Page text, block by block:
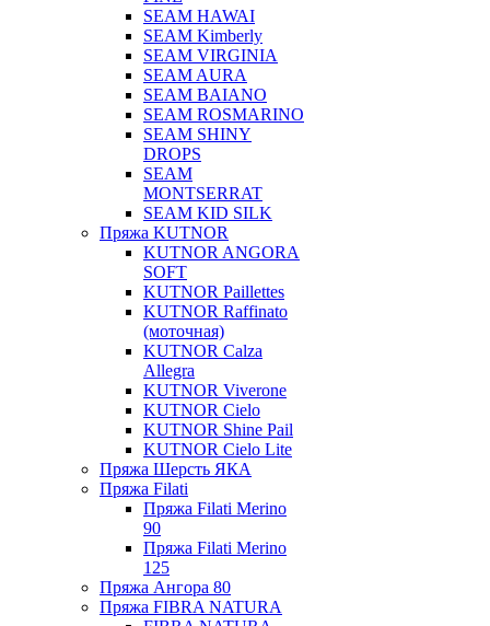
SEAM HAWAI
SEAM Kimberly
SEAM VIRGINIA
SEAM AURA
SEAM BAIANO
SEAM ROSMARINO
SEAM SHINY
DROPS
SEAM
MONTSERRAT
SEAM KID SILK
Пряжа KUTNOR
KUTNOR ANGORA
SOFT
KUTNOR Paillettes
KUTNOR Raffinato
(моточная)
KUTNOR Calza
Allegra
KUTNOR Viverone
KUTNOR Cielo
KUTNOR Shine Pail
KUTNOR Cielo Lite
Пряжа Шерсть ЯКА
Пряжа Filati
Пряжа Filati Merino
90
Пряжа Filati Merino
125
Пряжа Ангора 80
Пряжа FIBRA NATURA